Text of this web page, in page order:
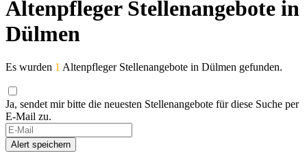
Altenpfleger Stellenangebote in
Dülmen
Es wurden 1 Altenpfleger Stellenangebote in Dülmen gefunden.
Ja, sendet mir bitte die neuesten Stellenangebote für diese Suche per
E-Mail zu.
Alert speichern